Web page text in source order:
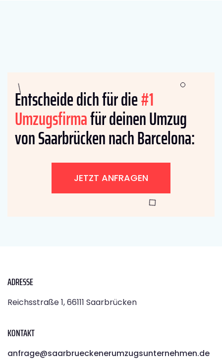
Entscheide dich für die#1
Umzugsfirmafür deinen Umzug
von Saarbrücken nach Barcelona:
JETZT ANFRAGEN
ADRESSE
Reichsstraße 1, 66111 Saarbrücken
KONTAKT
anfrage@saarbrueckenerumzugsunternehmen.de